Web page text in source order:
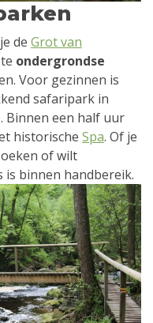
de Grot van
ondergrondse
Voor gezinnen is
safaripark in
Binnen een half uur
historische Spa. Of je
of wilt
is binnen handbereik.